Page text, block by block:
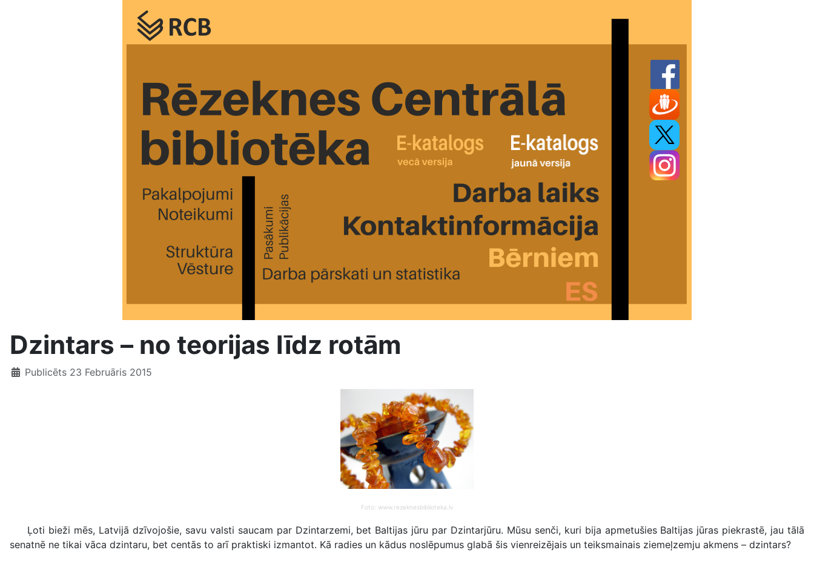
Dzintars – no teorijas līdz rotām
Publicēts 23 Februāris 2015
Foto: www.rezeknesbiblioteka.lv
Ļoti bieži mēs, Latvijā dzīvojošie, savu valsti saucam par Dzintarzemi, bet Baltijas jūru par Dzintarjūru. Mūsu senči, kuri bija apmetušies Baltijas jūras piekrastē, jau tālā
senatnē ne tikai vāca dzintaru, bet centās to arī praktiski izmantot. Kā radies un kādus noslēpumus glabā šis vienreizējais un teiksmainais ziemeļzemju akmens – dzintars?